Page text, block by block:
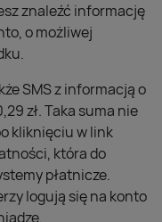
znaleźć informację
o możliwej
SMS z informacją o
zł. Taka suma nie
kliknięciu w link
która do
płatnicze.
logują się na konto